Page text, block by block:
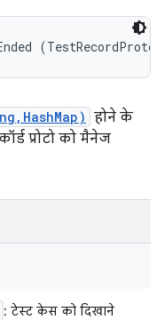
होने के
प्रोटो को मैनेज
: टेस्ट केस को दिखाने